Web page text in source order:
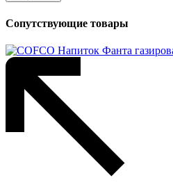
Сопутствующие товары